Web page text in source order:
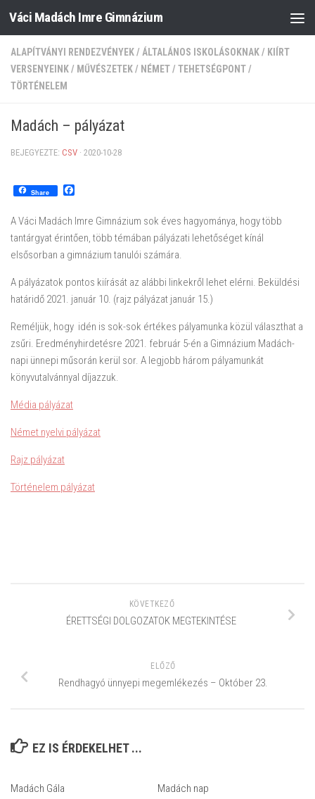
Skip to content
Váci Madách Imre Gimnázium
ALAPÍTVÁNYI RENDEZVÉNYEK/ ÁLTALÁNOS ISKOLÁSOKNAK/ KIÍRT
VERSENYEINK/ MŰVÉSZETEK/ NÉMET/ TEHETSÉGPONT/
TÖRTÉNELEM
Madách – pályázat
BEJEGYEZTE: CSV · 2020-10-28
Share
A Váci Madách Imre Gimnázium sok éves hagyománya, hogy több
tantárgyat érintően, több témában pályázati lehetőséget kínál
elsősorban a gimnázium tanulói számára.
A pályázatok pontos kiírását az alábbi linkekről lehet elérni. Beküldési
határidő 2021. január 10. (rajz pályázat január 15.)
Reméljük, hogy idén is sok-sok értékes pályamunka közül választhat a
zsűri. Eredményhirdetésre 2021. február 5-én a Gimnázium Madách-
napi ünnepi műsorán kerül sor. A legjobb három pályamunkát
könyvutalvánnyal díjazzuk.
Média pályázat
Német nyelvi pályázat
Rajz pályázat
Történelem pályázat
KÖVETKEZŐ
ÉRETTSÉGI DOLGOZATOK MEGTEKINTÉSE
ELŐZŐ
Rendhagyó ünnyepi megemlékezés – Október 23.
EZ IS ÉRDEKELHET ...
Madách Gála Madách nap